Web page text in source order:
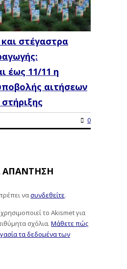
στέγαστρα
έως 11/11 η
αιτήσεων
0
ΑΠΆΝΤΗΣΗ
νασυνδεθείτε.
το Akismet για
σχόλια. Μάθετε πώς
τα δεδομένα των